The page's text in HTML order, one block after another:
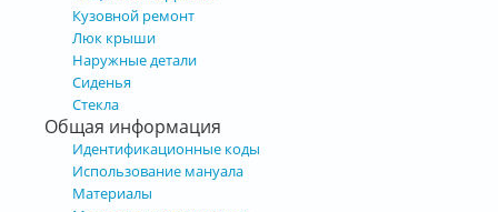
Кузовной ремонт
Люк крыши
Наружные детали
Сиденья
Стекла
Общая информация
Идентификационные коды
Использование мануала
Материалы